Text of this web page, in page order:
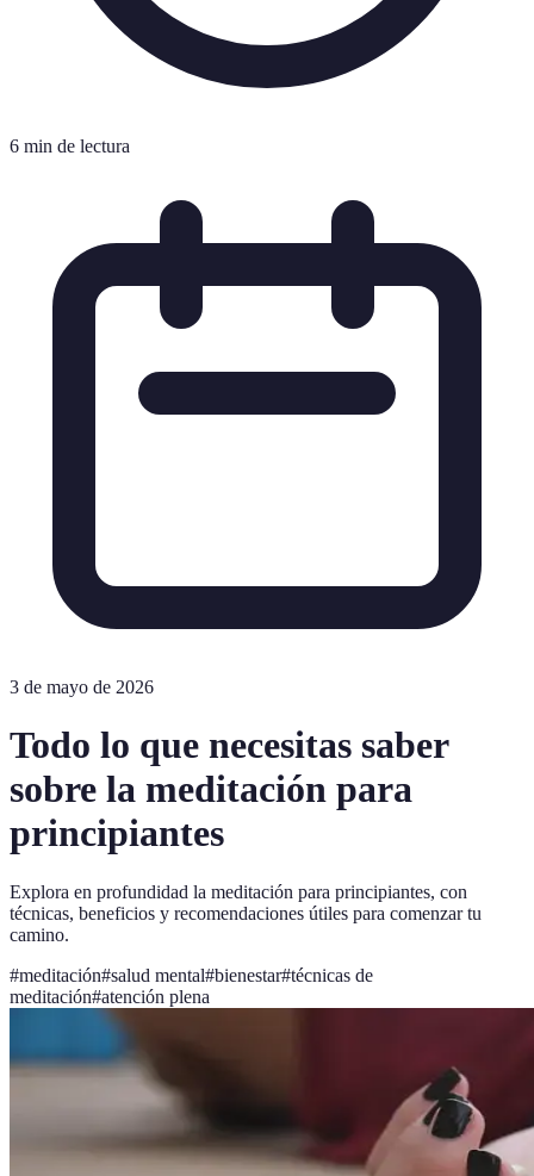
6 min de lectura
3 de mayo de 2026
Todo lo que necesitas saber
sobre la meditación para
principiantes
Explora en profundidad la meditación para principiantes, con
técnicas, beneficios y recomendaciones útiles para comenzar tu
camino.
#meditación#salud mental#bienestar#técnicas de
meditación#atención plena